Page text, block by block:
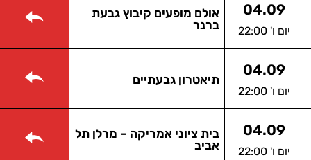
04.09
יום ו' 22:00
אולם מופעים קיבוץ גבעת
ברנר
04.09
יום ו' 22:00
תיאטרון גבעתיים
04.09
יום ו' 22:00
בית ציוני אמריקה – מרלן תל
אביב